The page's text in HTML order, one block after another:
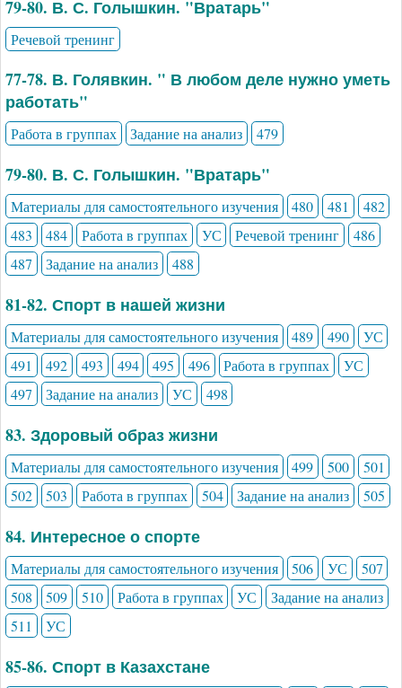
79-80. В. С. Голышкин. "Вратарь"
Речевой тренинг
77-78. В. Голявкин. " В любом деле нужно уметь
работать"
Работа в группах Задание на анализ 479
79-80. В. С. Голышкин. "Вратарь"
Материалы для самостоятельного изучения 480 481
482
483
484 Работа в группах УС Речевой тренинг
486
487
Задание на анализ 488
81-82. Спорт в нашей жизни
Материалы для самостоятельного изучения 489 490
УС
491
492 493 494 495 496 Работа в группах
УС
497
Задание на анализ УС 498
83. Здоровый образ жизни
Материалы для самостоятельного изучения 499 500
501
502
503 Работа в группах 504 Задание на анализ 505
84. Интересное о спорте
Материалы для самостоятельного изучения 506 УС
507
508
509 510 Работа в группах УС
Задание на анализ
511
УС
85-86. Спорт в Казахстане